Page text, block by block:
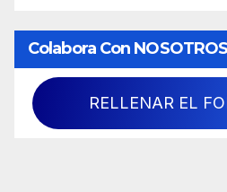
Colabora Con NOSOTROS
RELLENAR EL